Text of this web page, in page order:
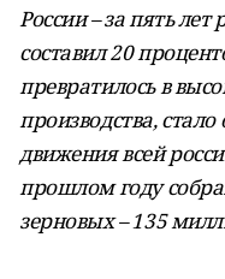
России – за пять лет
составил 20
превратилось в
производства,
движения всей
прошлом году
зерновых – 135